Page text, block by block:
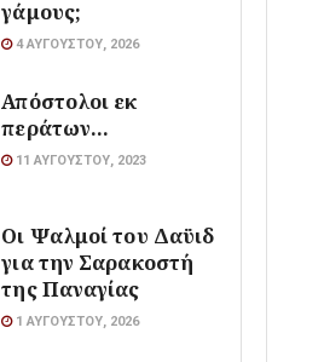
γάμους;
4 ΑΥΓΟΎΣΤΟΥ, 2026
Απόστολοι εκ
περάτων…
11 ΑΥΓΟΎΣΤΟΥ, 2023
Οι Ψαλμοί του Δαϋιδ
για την Σαρακοστή
της Παναγίας
1 ΑΥΓΟΎΣΤΟΥ, 2026